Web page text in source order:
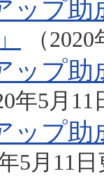
ップ
（
アップ
年5月
ップ
年5月11